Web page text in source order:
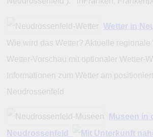
Wetter in
Wie wird das Wetter? Aktuelle regionale
Wetter-Vorschau mit optionaler Wetter-
Informationen zum Wetter am
Neudrossenfeld
Museen in
Neudrossenfeld